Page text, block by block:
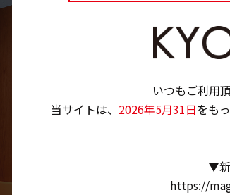
いつもご利用
当サイトは、 2026年5月31日をも
▼新
https://